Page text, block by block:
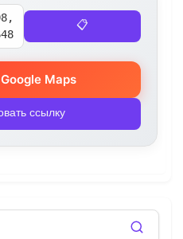
📋
Maps
ссылку